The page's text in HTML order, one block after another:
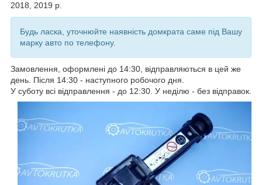
2018, 2019 р.
Будь ласка, уточнюйте наявність домкрата саме під Вашу
марку авто по телефону.
Замовлення, оформлені до 14:30, відправляються в цей же
день. Після 14:30 - наступного робочого дня.
У суботу всі відправлення - до 12:30. У неділю - без відправок.